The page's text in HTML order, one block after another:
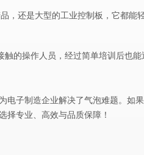
还是大型的工业控制板，它都能
的操作人员，经过简单培训后也
子制造企业解决了气泡难题。如
择专业、高效与品质保障！